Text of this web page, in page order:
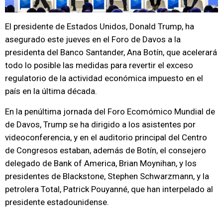
El presidente de Estados Unidos, Donald Trump, ha
asegurado este jueves en el Foro de Davos a la
presidenta del Banco Santander, Ana Botín, que acelerará
todo lo posible las medidas para revertir el exceso
regulatorio de la actividad económica impuesto en el
país en la última década.
En la penúltima jornada del Foro Ecomómico Mundial de
de Davos, Trump se ha dirigido a los asistentes por
videoconferencia, y en el auditorio principal del Centro
de Congresos estaban, además de Botín, el consejero
delegado de Bank of America, Brian Moynihan, y los
presidentes de Blackstone, Stephen Schwarzmann, y la
petrolera Total, Patrick Pouyanné, que han interpelado al
presidente estadounidense.